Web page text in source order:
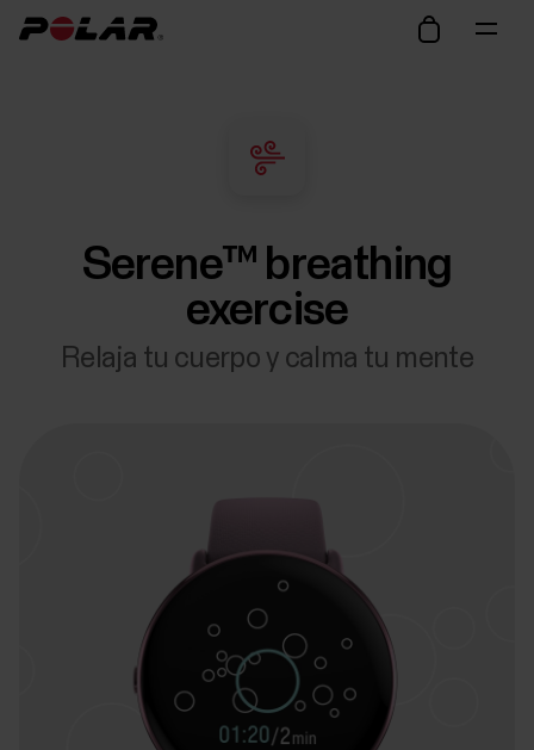
Serene™ breathing
exercise
Relaja tu cuerpo y calma tu mente